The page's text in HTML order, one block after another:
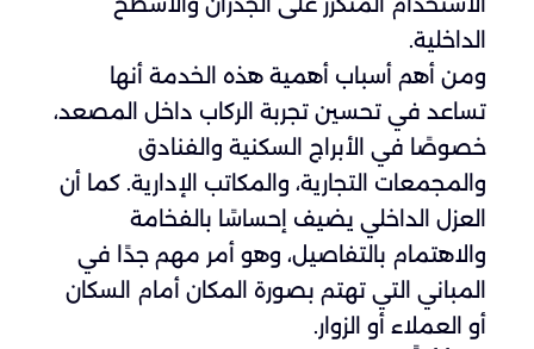
الداخلية.
ومن أهم أسباب أهمية هذه الخدمة أنها
تساعد في تحسين تجربة الركاب داخل المصعد،
خصوصًا في الأبراج السكنية والفنادق
والمجمعات التجارية، والمكاتب الإدارية. كما أن
العزل الداخلي يضيف إحساسًا بالفخامة
والاهتمام بالتفاصيل، وهو أمر مهم جدًا في
المباني التي تهتم بصورة المكان أمام السكان
أو العملاء أو الزوار.